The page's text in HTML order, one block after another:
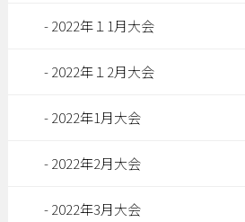
2022年１1月大会
2022年１2月大会
2022年1月大会
2022年2月大会
2022年3月大会